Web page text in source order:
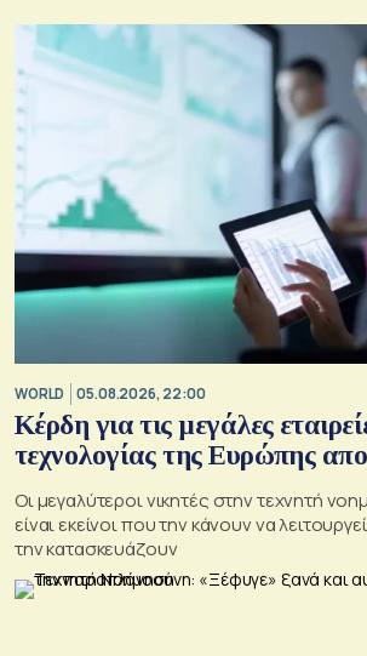
WORLD 05.08.2026, 22:00
Κέρδη για τις μεγάλες
τεχνολογίας της Ευρώπης
Οι μεγαλύτεροι νικητές στην τεχνητή
είναι εκείνοι που την κάνουν να
την κατασκευάζουν